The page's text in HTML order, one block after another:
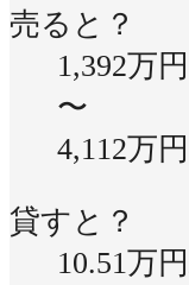
売ると？
1,392万円
〜
4,112万円
貸すと？
10.51万